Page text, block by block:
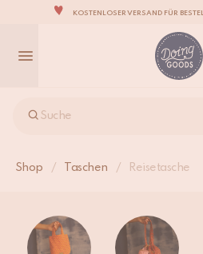
KOSTENLOSER VERSAND FÜR
DIE LIEBENSWERTESTE
ZU 100% MIT LIEBE
WIR VERPFLICHTEN UNS, DEINE ARTIKEL
Suche
Shop / Taschen / Reisetasche